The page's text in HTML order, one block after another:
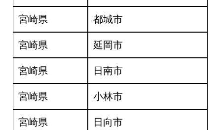
宮崎県 都城市
宮崎県 延岡市
宮崎県 日南市
宮崎県 小林市
宮崎県 日向市